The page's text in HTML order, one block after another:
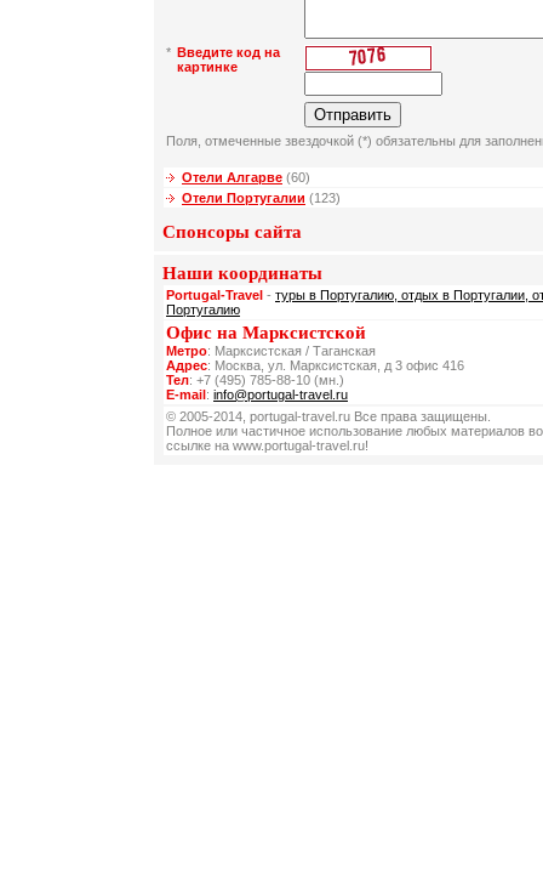
* Введите код на
картинке
Поля, отмеченные звездочкой (*) обязательны для
Отели Алгарве (60)
Отели Португалии (123)
Спонсоры сайта
Наши координаты
Portugal-Travel - туры в Португалию, отдых в Португалии,
Португалию
Офис на Марксистской
Метро: Марксистская / Таганская
Адрес: Москва, ул. Марксистская, д 3 офис 416
Тел: +7 (495) 785-88-10 (мн.)
E-mail: info@portugal-travel.ru
© 2005-2014, portugal-travel.ru Все права защищены.
Полное или частичное использование любых материалов
ссылке на www.portugal-travel.ru!